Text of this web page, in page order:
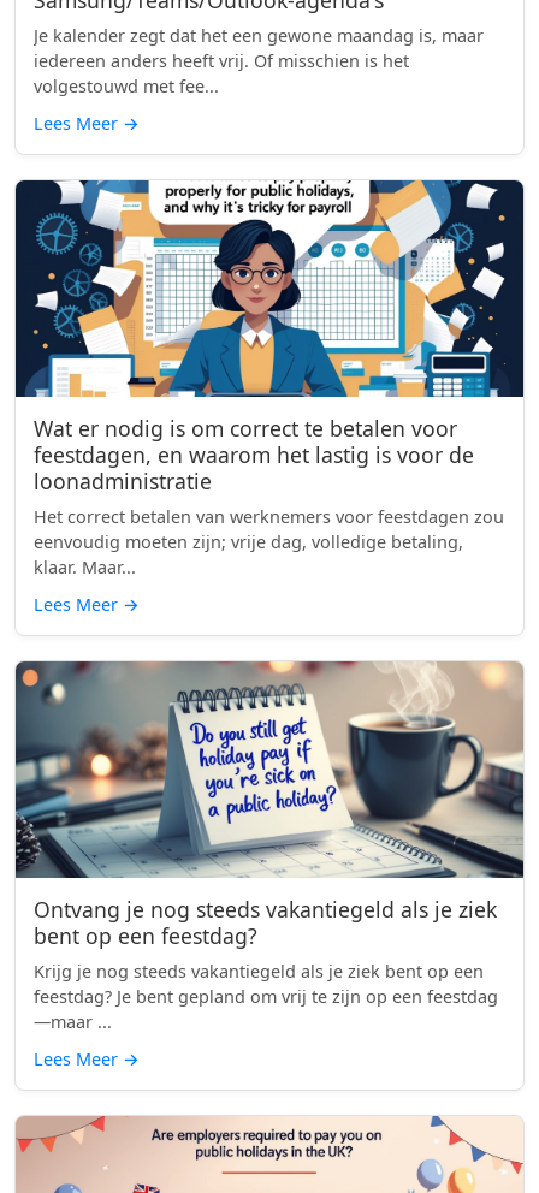
Je kalender zegt dat het een gewone maandag is, maar
iedereen anders heeft vrij. Of misschien is het
volgestouwd met fee...
Lees Meer →
Wat er nodig is om correct te betalen voor
feestdagen, en waarom het lastig is voor de
loonadministratie
Het correct betalen van werknemers voor feestdagen zou
eenvoudig moeten zijn; vrije dag, volledige betaling,
klaar. Maar...
Lees Meer →
Ontvang je nog steeds vakantiegeld als je ziek
bent op een feestdag?
Krijg je nog steeds vakantiegeld als je ziek bent op een
feestdag? Je bent gepland om vrij te zijn op een feestdag
—maar ...
Lees Meer →